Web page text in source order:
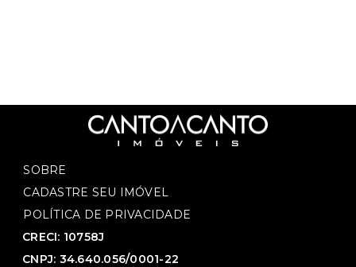
SOBRE
CADASTRE SEU IMÓVEL
POLÍTICA DE PRIVACIDADE
CRECI: 10758J
CNPJ: 34.640.056/0001-22